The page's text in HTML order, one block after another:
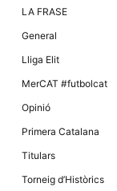
LA FRASE
General
Lliga Elit
MerCAT #futbolcat
Opinió
Primera Catalana
Titulars
Torneig d’Històrics